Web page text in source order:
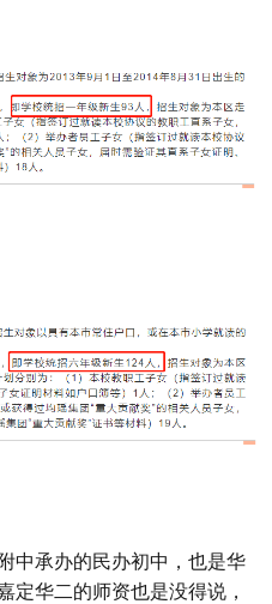
中承办的民办初中，也是华
定华二的师资也是没得说，